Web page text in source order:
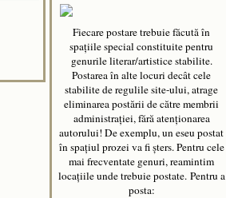
Fiecare postare trebuie făcută în
spaţiile special constituite pentru
genurile literar/artistice stabilite.
Postarea în alte locuri decât cele
stabilite de regulile site-ului, atrage
eliminarea postării de către membrii
administraţiei, fără atenţionarea
autorului! De exemplu, un eseu postat
în spațiul prozei va fi șters. Pentru cele
mai frecventate genuri, reamintim
locațiile unde trebuie postate. Pentru a
posta: